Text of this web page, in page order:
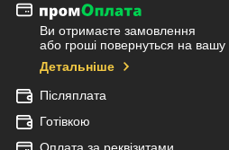
Ви отримаєте замовлення
або гроші повернуться на вашу
Детальніше
Післяплата
Готівкою